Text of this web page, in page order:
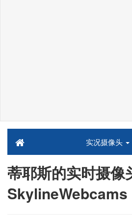
实况摄像头
蒂耶斯的实时摄像
SkylineWebcams